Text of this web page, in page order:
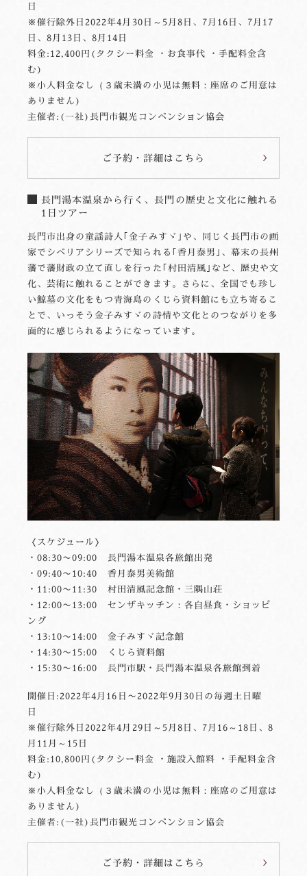
日
※催行除外日2022年4月30日～5月8日、7月16日、7月17
日、8月13日、8月14日
料金:12,400円(タクシー料金 ・お食事代 ・手配料金含
む)
※小人料金なし（３歳未満の小児は無料：座席のご用意は
ありません)
主催者:(一社)長門市観光コンベンション協会
ご予約・詳細はこちら
長門湯本温泉から行く、長門の歴史と文化に触れる
1日ツアー
長門市出身の童謡詩人｢金子みすゞ｣や、同じく長門市の画
家でシベリアシリーズで知られる｢香月泰男｣、幕末の長州
藩で藩財政の立て直しを行った｢村田清風｣など、歴史や文
化、芸術に触れることができます。さらに、全国でも珍し
い鯨墓の文化をもつ青海島のくじら資料館にも立ち寄るこ
とで、いっそう金子みすゞの詩情や文化とのつながりを多
面的に感じられるようになっています。
〈スケジュール〉
・08:30〜09:00 長門湯本温泉各旅館出発
・09:40〜10:40 香月泰男美術館
・11:00〜11:30 村田清風記念館・三隅山荘
・12:00〜13:00 センザキッチン：各自昼食・ショッピ
ング
・13:10〜14:00 金子みすゞ記念館
・14:30〜15:00 くじら資料館
・15:30〜16:00 長門市駅・長門湯本温泉各旅館到着
開催日:2022年4月16日〜2022年9月30日の毎週土日曜
日
※催行除外日2022年4月29日～5月8日、7月16～18日、8
月11月～15日
料金:10,800円(タクシー料金 ・施設入館料 ・手配料金含
む)
※小人料金なし（３歳未満の小児は無料：座席のご用意は
ありません)
主催者:(一社)長門市観光コンベンション協会
ご予約・詳細はこちら